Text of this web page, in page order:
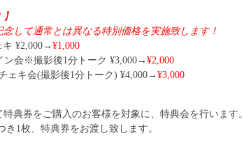
して通常とは異なる特別価格を実施致します！
キ ¥2,000→ ¥1,000
ン会※撮影後1分トーク ¥3,000→ ¥2,000
ェキ会(撮影後1分トーク) ¥4,000→ ¥3,000
典券をご購入のお客様を対象に、特典会を行います。
き1枚、特典券をお渡し致します。